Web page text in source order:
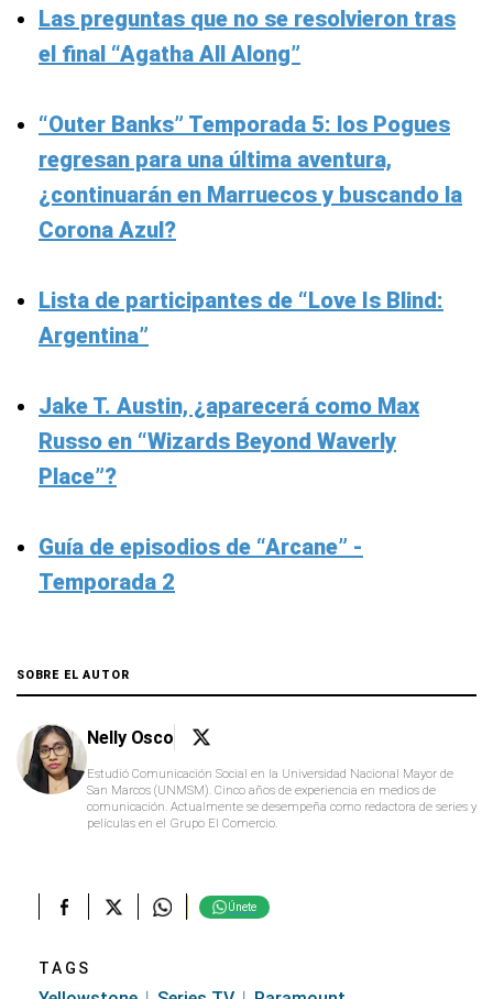
Las preguntas que no se resolvieron tras
el final “Agatha All Along”
“Outer Banks” Temporada 5: los Pogues
regresan para una última aventura,
¿continuarán en Marruecos y buscando la
Corona Azul?
Lista de participantes de “Love Is Blind:
Argentina”
Jake T. Austin, ¿aparecerá como Max
Russo en “Wizards Beyond Waverly
Place”?
Guía de episodios de “Arcane” -
Temporada 2
SOBRE EL AUTOR
Nelly Osco
Estudió Comunicación Social en la Universidad Nacional Mayor de
San Marcos (UNMSM). Cinco años de experiencia en medios de
comunicación. Actualmente se desempeña como redactora de series y
películas en el Grupo El Comercio.
Únete
TAGS